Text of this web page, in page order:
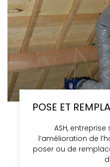
POSE ET
ASH,
l’amélioration de
poser ou de